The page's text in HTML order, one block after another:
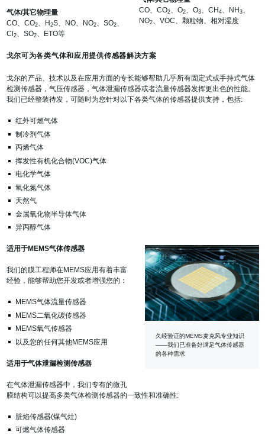
气体/其它物理量
CO、CO2、H 2S、NO、NO2、SO2、
Cl 2、SO2、ETO等
CO、CO2、O2、O3、CH4 、NH3、
NO2、VOC、颗粒物、相对湿度
戈尔可为各类气体和应用提供传感器解决方案
戈尔的产品、技术以及在应用方面的专长能够帮助几乎所有固定式或手持式气体
检测传感器，气压传感器，气体泄漏传感器或者流量传感器发挥更出色的性能。
我们已经整装待发，可随时为您针对以下各类气体的传感器提供支持，包括:
红外可燃气体
制冷剂气体
丙烯气体
挥发性有机化合物(VOC)气体
电化学气体
氧化氮气体
天然气
金属氧化物半导体气体
异丙醇气体
久经验证的MEMS麦克风专业知识
——我们已准备好满足气体传感器
的各种需求
适用于MEMS气体传感器
我们的膜工程师在MEMS应用有着丰富
经验，能够帮助您开发或者增强您的：
MEMS气体流量传感器
MEMS二氧化碳传感器
MEMS氧气传感器
以及您的任何其他MEMS应用
适用于气体泄漏检测传感器
在气体泄漏传感器中，我们专有的微孔
膜结构可以提高多类气体检测传感器的一致性和准确性:
脏焰传感器(煤气灶)
可燃气体传感器